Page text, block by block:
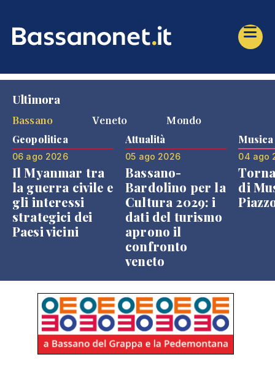
Ultimora
Bassano
Veneto Mondo
Geopolitica
06 ago 2026
Il Myanmar tra
la guerra civile e
gli interessi
strategici dei
Paesi vicini
Attualità
05 ago 2026
Bassano-
Bardolino per la
Cultura 2029: i
dati del turismo
aprono il
confronto
veneto
Musica
04 ago
di